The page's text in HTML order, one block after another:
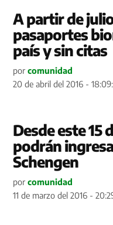
A partir de
pasaportes
país y sin citas
por comunidad
20 de abril del 2016 -
Desde este 15
podrán
Schengen
por comunidad
11 de marzo del 2016 -